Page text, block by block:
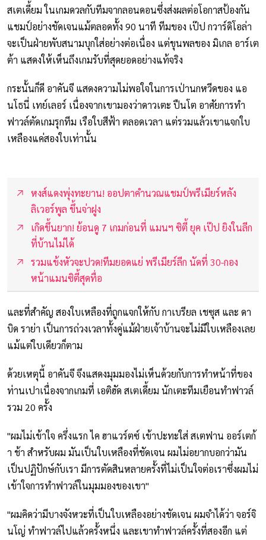
สเตเดี้ยม ในเกมดวลกับทีมจากลอนดอนซึ่งส่งผลต่อโอกาสป้องกัน
แชมป์อย่างชัดเจนแม้ตลอดทั้ง 90 นาที ทีมของ เป๊ป กวาร์ดิโอล่า
จะเป็นฝ่ายพับสนามบุกใส่อย่างต่อเนื่อง แต่ขุนพลของ มิเกล อาร์เต
ต้า แสดงให้เห็นถึงเกมรับที่สุดยอดอย่างแท้จริง
กระนั้นก็ดี อาคันจี แสดงความไม่พอใจในการเป่านกหวีดของ แอ
นโธนี่ เทย์เลอร์ เนื่องจากเขามองว่าดาวเตะ ปืนโต อาศัยการทำ
ฟาวล์ตัดเกมรุกทีม เรือใบสีฟ้า ตลอดเวลา แต่รวมแล้วเขาแจกใบ
เหลืองแค่สองใบเท่านั้น
หงส์แดงพุ่งทะยาน! ออปตาคำนวณแชมป์พรีเมียร์หลัง
ลิเวอร์พูล ขึ้นจ่าฝูง
เกิดขึ้นยาก! ย้อนดู 7 เกมก่อนที่ แมนฯ ซิตี้ ยุค เป๊ป ยิงในลีก
ที่บ้านไม่ได้
รวมแข้งหัวจะปวด!ทีมยอดแย่ พรีเมียร์ลีก นัดที่ 30-กอง
หน้าแมนซิตี้สุดทื่อ
และที่สำคัญ สองใบเหลืองที่ถูกแจกให้กับ กาเบรียล เชซุส และ ดา
บิด ราย่า เป็นการถ่วงเวลาทั้งคู่แม้ฝ่ายเจ้าบ้านจะไม่มีใบเหลืองเลย
แม้แต่ใบเดียวก็ตาม
ด้วยเหตุนี้ อาคันจี จึงแสดงมุมมองไม่เห็นด้วยกับการทำหน้าที่ของ
ท่านเปาเนื่องจากเกมที่ เอติฮัด สเตเดี้ยม นักเตะทีมเยือนทำฟาวล์
รวม 20 ครั้ง
"ผมไม่เข้าใจ ครึ่งแรก ไค ฮาแวร์ตซ์ เข้าปะทะใส่ สเตฟาน ออร์เตก้
า ช้า สำหรับผม มันเป็นใบเหลืองที่ชัดเจน ผมไม่อยากบอกว่ามัน
เป็นปฏิปักษ์กับเรา มีการตัดสินหลายครั้งที่ไม่เป็นใจต่อเราซึ่งผมไม่
เข้าใจการทำฟาวล์ในมุมมองของเขา"
"ผมคิดว่ามีบางจังหวะที่เป็นใบเหลืองอย่างชัดเจน ผมจำได้ว่า จอร์จิ
นโญ่ ทำฟาวล์ไปแล้วครั้งหนึ่ง และเขาทำฟาวล์ครั้งที่สองอีก แต่